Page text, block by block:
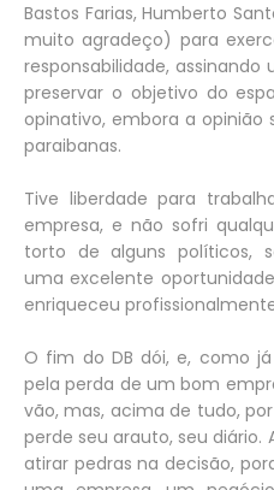
Bastos Farias, Humberto
muito agradeço) para
responsabilidade,
preservar o objetivo do
opinativo, embora a opinião
paraibanas.
Tive liberdade para
empresa, e não sofri
torto de alguns políticos,
uma excelente
enriqueceu
O fim do DB dói, e, como
pela perda de um bom
vão, mas, acima de tudo,
perde seu arauto, seu diário.
atirar pedras na decisão,